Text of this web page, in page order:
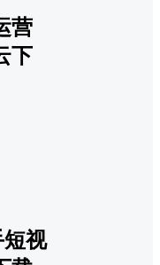
营
下
视